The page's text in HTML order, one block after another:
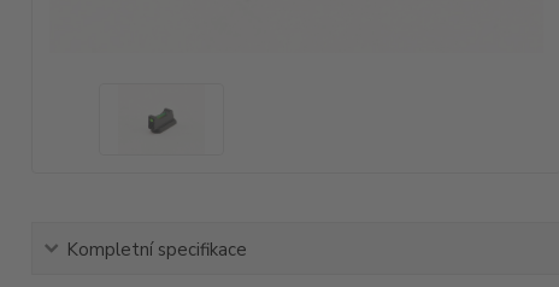
Kompletní specifikace